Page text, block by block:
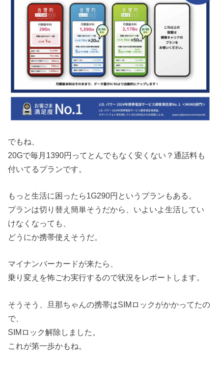
でもね、
20Gで毎月1390円ってとんでもなく安くない？通話料も
付いてるプランです。
もっと生活に困ったら1G290円というプランもある。
プランは切り替え簡単そうだから、いよいよ生活してい
けなくなっても、
どうにか携帯使えそうだ。
マイナンバーカードが来たら、
乗り変えを怖ごわ実行するので状況をレポートします。
そうそう、旦那ちゃんの携帯はSIMロックがかかってたの
で、
SIMロック解除しました。
これが第一歩かもね。